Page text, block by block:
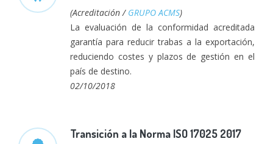
(Acreditación / GRUPO ACMS)
La evaluación de la conformidad acreditada
garantía para reducir trabas a la exportación,
reduciendo costes y plazos de gestión en el
país de destino.
02/10/2018
Transición a la Norma ISO 17025 2017